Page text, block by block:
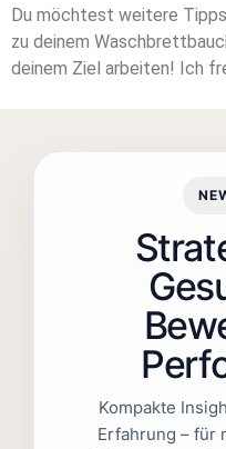
Du möchtest weitere
zu deinem
deinem Ziel arbeiten! Ich
Kompakte
Erfahrung – für